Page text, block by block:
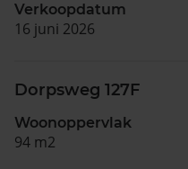
Verkoopdatum
16 juni 2026
Dorpsweg 127F
Woonoppervlak
94 m2